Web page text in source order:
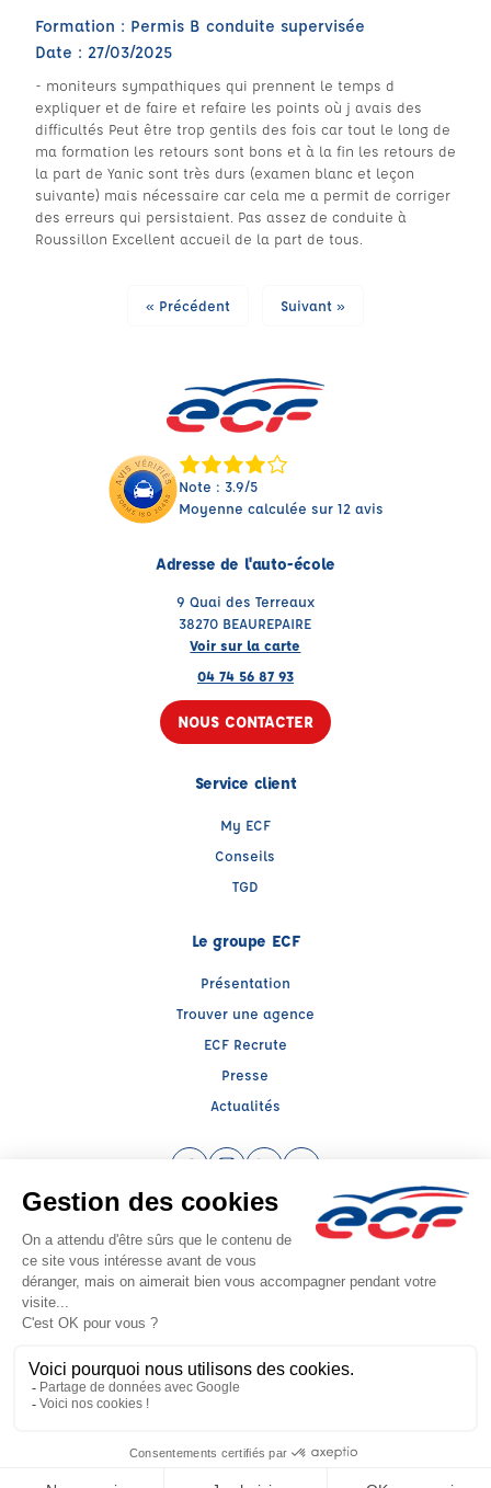
Formation : Permis B conduite supervisée
Date : 27/03/2025
- moniteurs sympathiques qui prennent le temps d
expliquer et de faire et refaire les points où j avais des
difficultés Peut être trop gentils des fois car tout le long de
ma formation les retours sont bons et à la fin les retours de
la part de Yanic sont très durs (examen blanc et leçon
suivante) mais nécessaire car cela me a permit de corriger
des erreurs qui persistaient. Pas assez de conduite à
Roussillon Excellent accueil de la part de tous.
« Précédent Suivant »
Note : 3.9/5
Moyenne calculée sur 12 avis
Adresse de l'auto-école
9 Quai des Terreaux
38270 BEAUREPAIRE
Voir sur la carte
04 74 56 87 93
NOUS CONTACTER
Service client
My ECF
Conseils
TGD
Le groupe ECF
Présentation
Trouver une agence
ECF Recrute
Presse
Actualités
Facebook (nouvelle fenêtre)
Instagram (nouvelle fenêtre)
LinkedIn (nouvelle fenêtre)
YouTube (nouvelle
Raison sociale : ENT GIRAULT YANIC - Capital social: 0€
SIREN: 452648256 - Numéro de TVA intracommunautaire: FR 70 452648256
Agrément n°E1803800190
Siège social : 28 Rue Jean Baptiste Bardin , SEPTEME (38780) - Représentant